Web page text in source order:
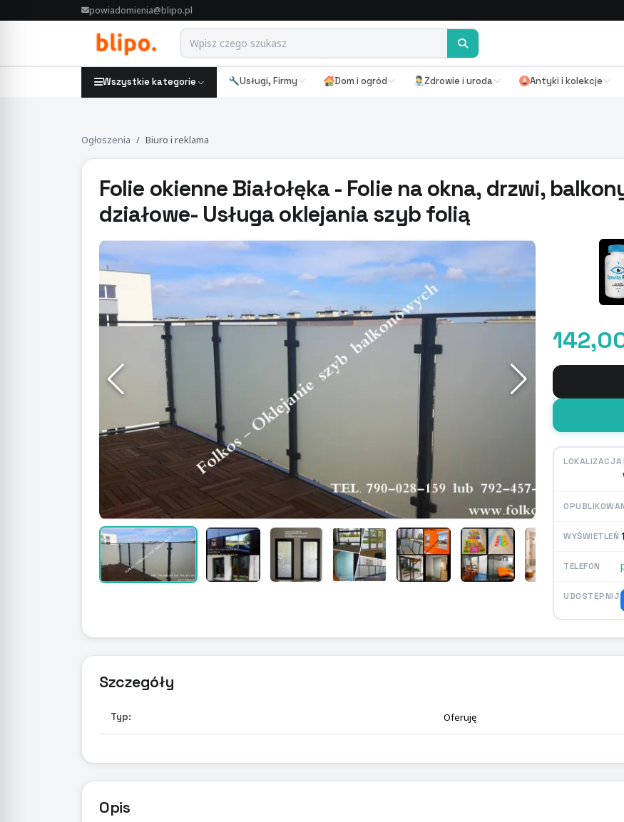
powiadomienia@blipo.pl
Wszystkie kategorie Usługi, Firmy Dom i ogród Zdrowie i uroda Antyki i kolekcje
Ogłoszenia Biuro i reklama
Folie okienne Białołęka - Folie na okna, drzwi,
działowe- Usługa oklejania szyb folią
LOKALIZACJA
WYŚWIETLEŃ
TELEFON
UDOSTĘPNIJ
Szczegóły
Typ: Oferuję
Opis